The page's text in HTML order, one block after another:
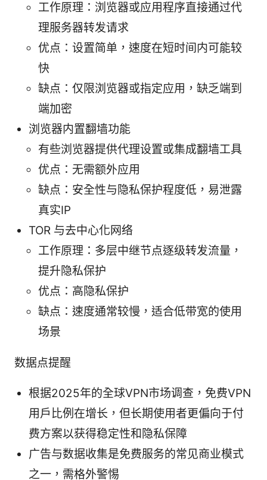
工作原理：浏览器或应用程序直接通过代
理服务器转发请求
优点：设置简单，速度在短时间内可能较
快
缺点：仅限浏览器或指定应用，缺乏端到
端加密
浏览器内置翻墙功能
有些浏览器提供代理设置或集成翻墙工具
优点：无需额外应用
缺点：安全性与隐私保护程度低，易泄露
真实IP
TOR 与去中心化网络
工作原理：多层中继节点逐级转发流量，
提升隐私保护
优点：高隐私保护
缺点：速度通常较慢，适合低带宽的使用
场景
数据点提醒
根据2025年的全球VPN市场调查，免费VPN
用户比例在增长，但长期使用者更偏向于付
费方案以获得稳定性和隐私保障
广告与数据收集是免费服务的常见商业模式
之一，需格外警惕